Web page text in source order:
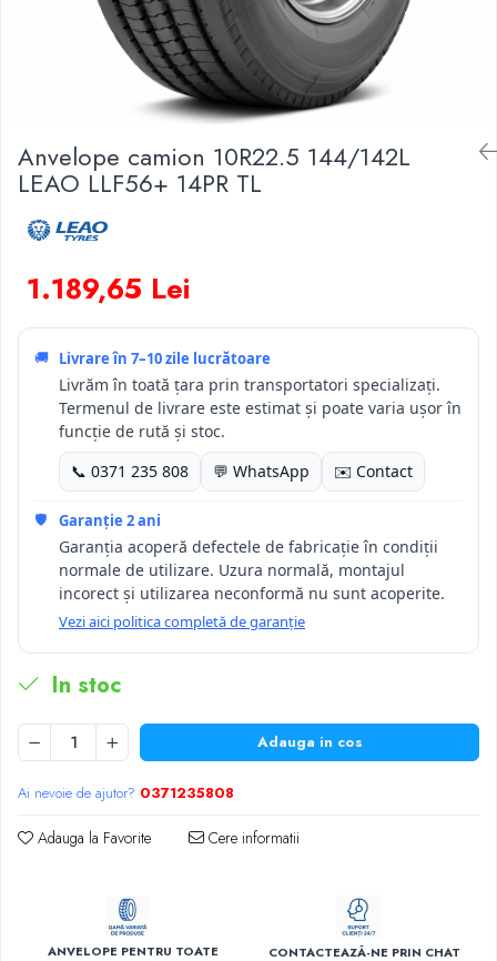
Anvelope camion 10R22.5 144/142L
LEAO LLF56+ 14PR TL
1.189,65 Lei
🚚 Livrare în 7–10 zile lucrătoare
Livrăm în toată țara prin transportatori specializați.
Termenul de livrare este estimat și poate varia ușor în
funcție de rută și stoc.
📞 0371 235 808
💬 WhatsApp ✉️ Contact
🛡️ Garanție 2 ani
Garanția acoperă defectele de fabricație în condiții
normale de utilizare. Uzura normală, montajul
incorect și utilizarea neconformă nu sunt acoperite.
Vezi aici politica completă de garanție
In stoc
Adauga in cos
Ai nevoie de ajutor? 0371235808
Adauga la Favorite Cere informatii
ANVELOPE PENTRU TOATE
CONTACTEAZĂ-NE PRIN CHAT